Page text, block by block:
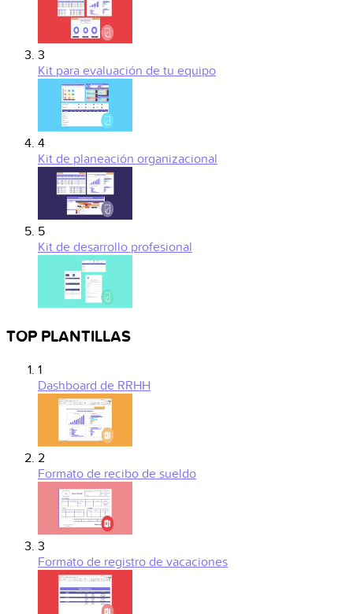
3
Kit para evaluación de tu equipo
4
Kit de planeación organizacional
5
Kit de desarrollo profesional
TOP PLANTILLAS
1
Dashboard de RRHH
2
Formato de recibo de sueldo
3
Formato de registro de vacaciones